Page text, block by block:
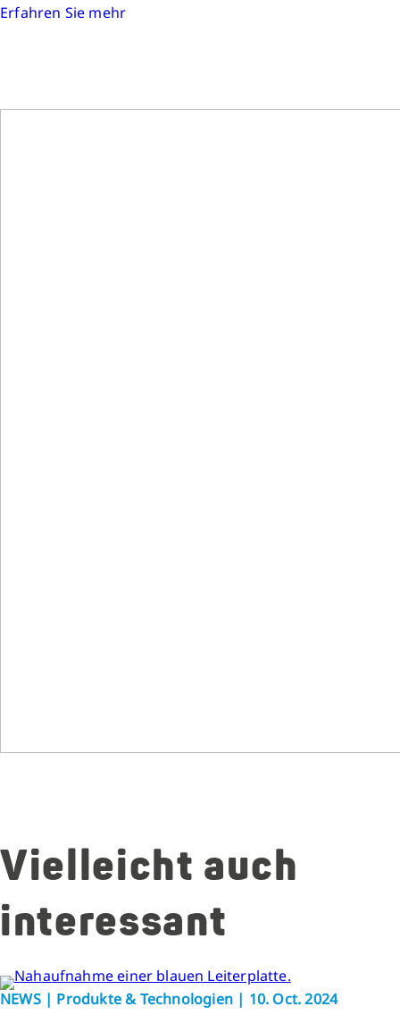
Erfahren Sie mehr
Vielleicht auch
interessant
NEWS | Produkte & Technologien | 10. Oct. 2024